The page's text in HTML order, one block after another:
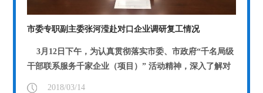
市委专职副主委张河滢赴对口企业调研复工情况
3月12日下午，为认真贯彻落实市委、市政府“千名局级
干部联系服务千家企业（项目）” 活动精神，深入了解对
口企业生产经营和项目建设情况...
2018/03/14